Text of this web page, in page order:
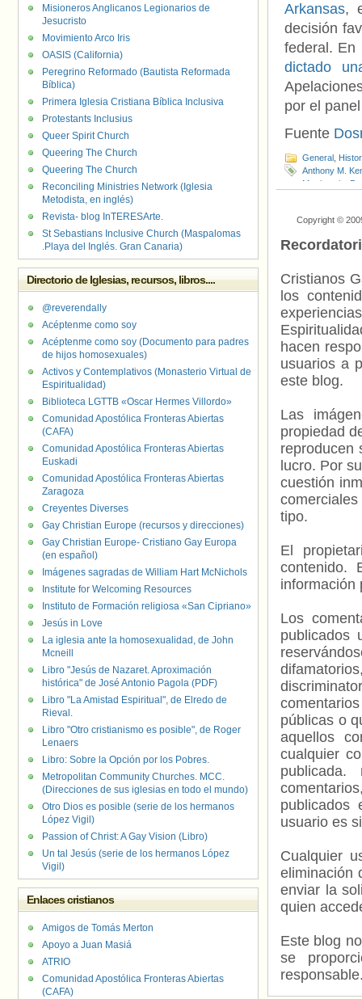
Arkansas,
decisión
federal. En
dictado
por el
Fuente
General
Anthony M.
Matrimonio
Copyright ©
Cristianos
los
hacen
usuarios a
este blog.
Las
propiedad
reproducen
lucro. Por
cuestión
tipo.
El
contenido.
información
Los
publicados
públicas o
aquellos
cualquier
usuario es
Cualquier
eliminación
enviar la
quien
Este blog
se
Misioneros Anglicanos Legionarios de
Jesucristo
Movimiento Arco Iris
OASIS (California)
Peregrino Reformado (Bautista Reformada
Bíblica)
Primera Iglesia Cristiana Bíblica Inclusiva
Protestants Inclusius
Queer Spirit Church
Queering The Church
Queering The Church
Reconciling Ministries Network (Iglesia
Metodista, en inglés)
Revista- blog InTERESArte.
St Sebastians Inclusive Church (Maspalomas
.Playa del Inglés. Gran Canaria)
Directorio de Iglesias, recursos, libros....
@reverendally
Acéptenme como soy
Acéptenme como soy (Documento para padres
de hijos homosexuales)
Activos y Contemplativos (Monasterio Virtual de
Espiritualidad)
Biblioteca LGTTB «Oscar Hermes Villordo»
Comunidad Apostólica Fronteras Abiertas
(CAFA)
Comunidad Apostólica Fronteras Abiertas
Euskadi
Comunidad Apostólica Fronteras Abiertas
Zaragoza
Creyentes Diverses
Gay Christian Europe (recursos y direcciones)
Gay Christian Europe- Cristiano Gay Europa
(en español)
Imágenes sagradas de William Hart McNichols
Institute for Welcoming Resources
Instituto de Formación religiosa «San Cipriano»
Jesús in Love
La iglesia ante la homosexualidad, de John
Mcneill
Libro "Jesús de Nazaret. Aproximación
histórica" de José Antonio Pagola (PDF)
Libro "La Amistad Espiritual", de Elredo de
Rieval.
Libro "Otro cristianismo es posible", de Roger
Lenaers
Libro: Sobre la Opción por los Pobres.
Metropolitan Community Churches. MCC.
(Direcciones de sus iglesias en todo el mundo)
Otro Dios es posible (serie de los hermanos
López Vigil)
Passion of Christ: A Gay Vision (Libro)
Un tal Jesús (serie de los hermanos López
Vigil)
Enlaces cristianos
Amigos de Tomás Merton
Apoyo a Juan Masiá
ATRIO
Comunidad Apostólica Fronteras Abiertas
(CAFA)